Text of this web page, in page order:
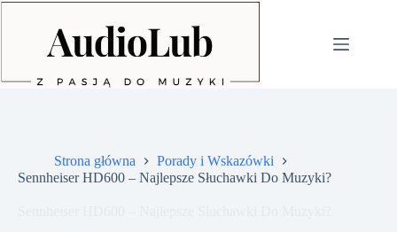
Przejdź
Strona główna
Porady i Wskazówki
Sennheiser HD600 – Najlepsze Słuchawki Do Muzyki?